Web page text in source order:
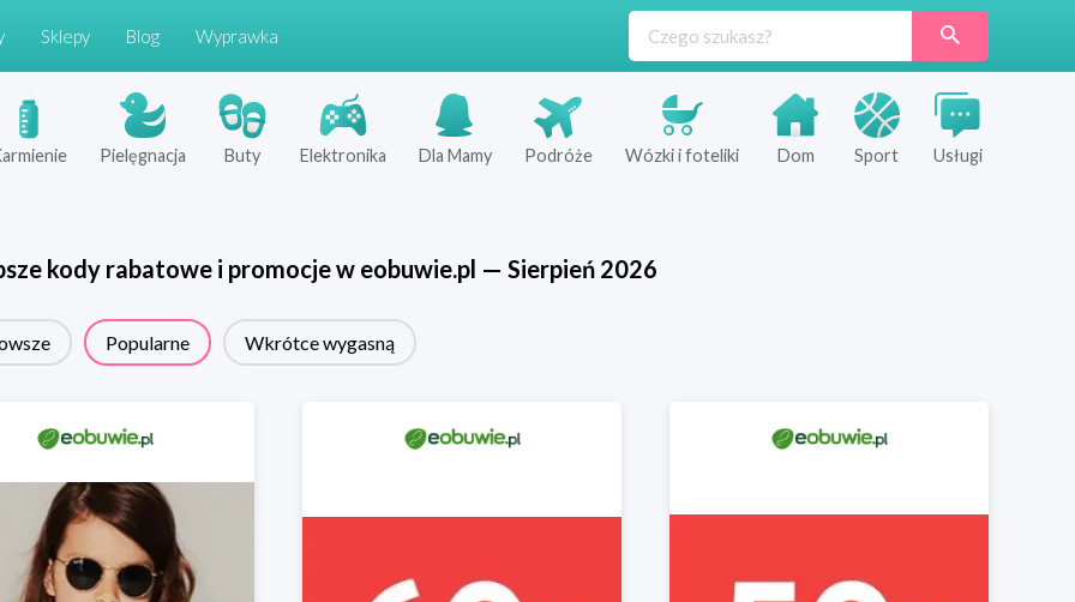
Sklepy Blog Wyprawka
Pielęgnacja Buty Elektronika Dla Mamy Podróże Wózki i foteliki Dom Sport Usługi
kody rabatowe i promocje w eobuwie.pl — Sierpień 2026
Popularne Wkrótce wygasną